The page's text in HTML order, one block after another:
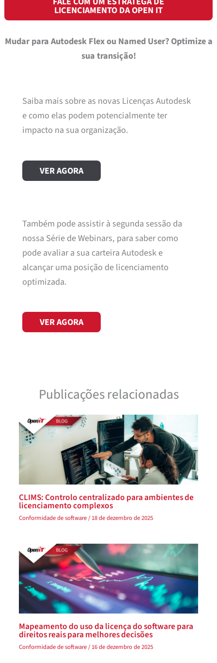
LICENCIAMENTO DA OPEN IT
Mudar para Autodesk Flex ou Named User? Optimize a
sua transição!
Saiba mais sobre as novas Licenças Autodesk
e como elas podem potencialmente ter
impacto na sua organização.
VER AGORA
Também pode assistir à segunda sessão da
nossa Série de Webinars, para saber como
pode avaliar a sua carteira Autodesk e
alcançar uma posição de licenciamento
optimizada.
VER AGORA
Publicações relacionadas
CLIMS: Controlo centralizado para ambientes de
licenciamento complexos
Conformidade de software/18 de dezembro de 2025
Mapeamento do uso da licença do software para
direitos reais para melhores decisões
Conformidade de software /16 de dezembro de 2025